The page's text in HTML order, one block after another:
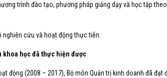
trình đào tạo, phương pháp giảng dạy và học tập
nghiên cứu và hoạt động thực tiễn.
khoa học đã thực hiện được
động (2008 – 2017), Bộ môn Quản trị kinh doanh đã